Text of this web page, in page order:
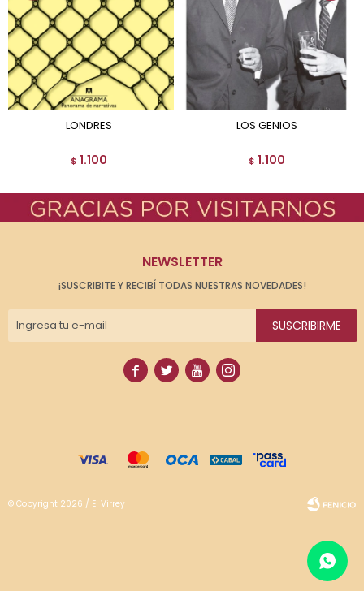
LONDRES
$ 1.100
LOS GENIOS
$ 1.100
NEWSLETTER
¡SUSCRIBITE Y RECIBÍ TODAS NUESTRAS NOVEDADES!
SUSCRIBIRME
   
© Copyright 2026 / El Virrey